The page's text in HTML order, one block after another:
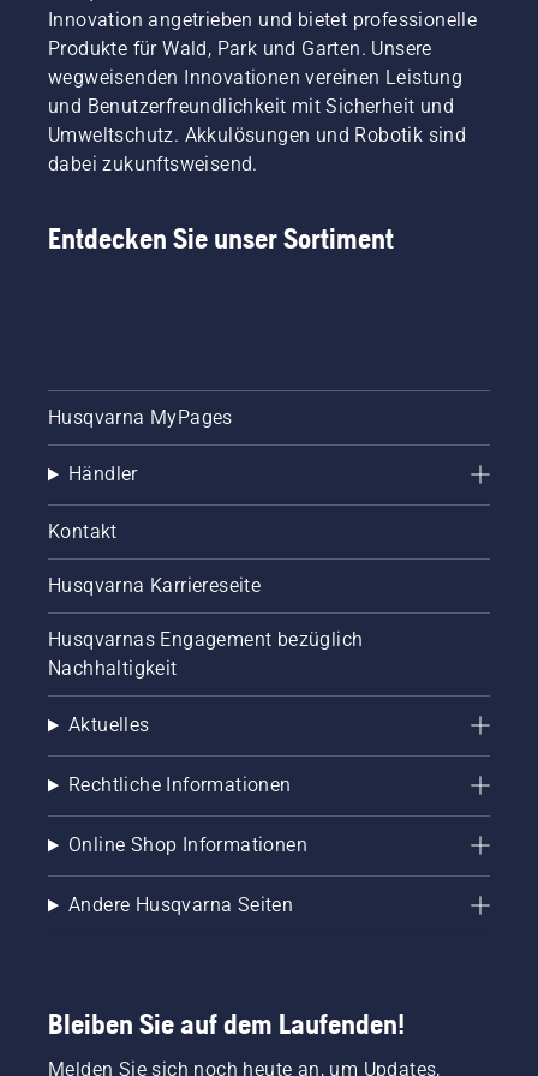
die
Leistung
und das
Drehmoment,
das Sie
benötigen.
Innovation angetrieben und bietet professionelle
Produkte für Wald, Park und Garten. Unsere
wegweisenden Innovationen vereinen Leistung
und Benutzerfreundlichkeit mit Sicherheit und
Umweltschutz. Akkulösungen und Robotik sind
dabei zukunftsweisend.
Entdecken Sie unser Sortiment
Husqvarna MyPages
Händler
Kontakt
Husqvarna Karriereseite
Husqvarnas Engagement bezüglich
Nachhaltigkeit
Aktuelles
Rechtliche Informationen
Online Shop Informationen
Andere Husqvarna Seiten
Bleiben Sie auf dem Laufenden!
Melden Sie sich noch heute an, um Updates,